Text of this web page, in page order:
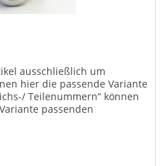
ausschließlich um
hier die passende Variante
Teilenummern“ können
passenden